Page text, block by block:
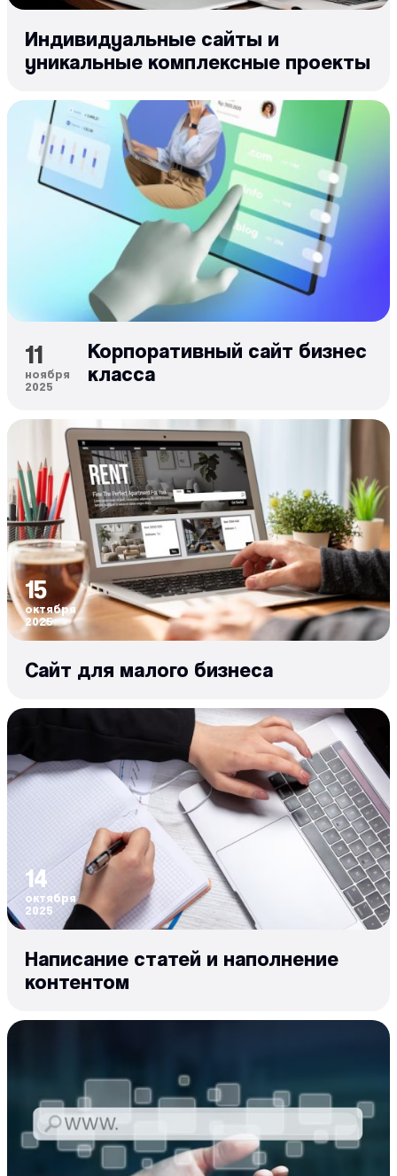
Индивидуальные сайты и
уникальные комплексные проекты
11
ноября
2025
Корпоративный сайт бизнес
класса
15
октября
2025
Сайт для малого бизнеса
14
октября
2025
Написание статей и наполнение
контентом